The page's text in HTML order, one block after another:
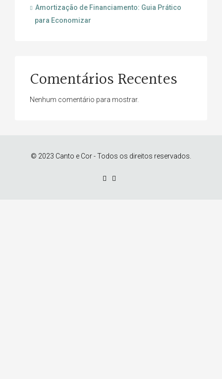
Amortização de Financiamento: Guia Prático
para Economizar
Comentários Recentes
Nenhum comentário para mostrar.
© 2023 Canto e Cor - Todos os direitos reservados.